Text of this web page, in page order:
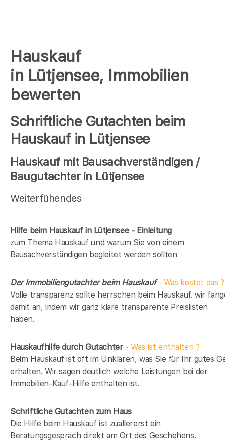
Hauskauf
in Lütjensee, Immobilien
bewerten
Schriftliche Gutachten beim
Hauskauf in Lütjensee
Hauskauf mit Bausachverständigen /
Baugutachter in Lütjensee
Weiterfühendes
Hilfe beim Hauskauf in Lütjensee - Einleitung
zum Thema Hauskauf und warum Sie von einem
Bausachverständigen begleitet werden sollten
Der Immobiliengutachter beim Hauskauf- Was kostet das ?
Volle transparenz sollte herrschen beim Hauskauf. wir
damit an, indem wir ganz klare transparente Preislisten
haben.
Hauskaufhilfe durch Gutachter- Was ist enthalten ?
Beim Hauskauf ist oft im Unklaren, was Sie für Ihr gutes
erhalten. Wir sagen deutlich welche Leistungen bei der
Immobilien-Kauf-Hilfe enthalten ist.
Schriftliche Gutachten zum Haus
Die Hilfe beim Hauskauf ist zuallererst ein
Beratungsgespräch direkt am Ort des Geschehens.